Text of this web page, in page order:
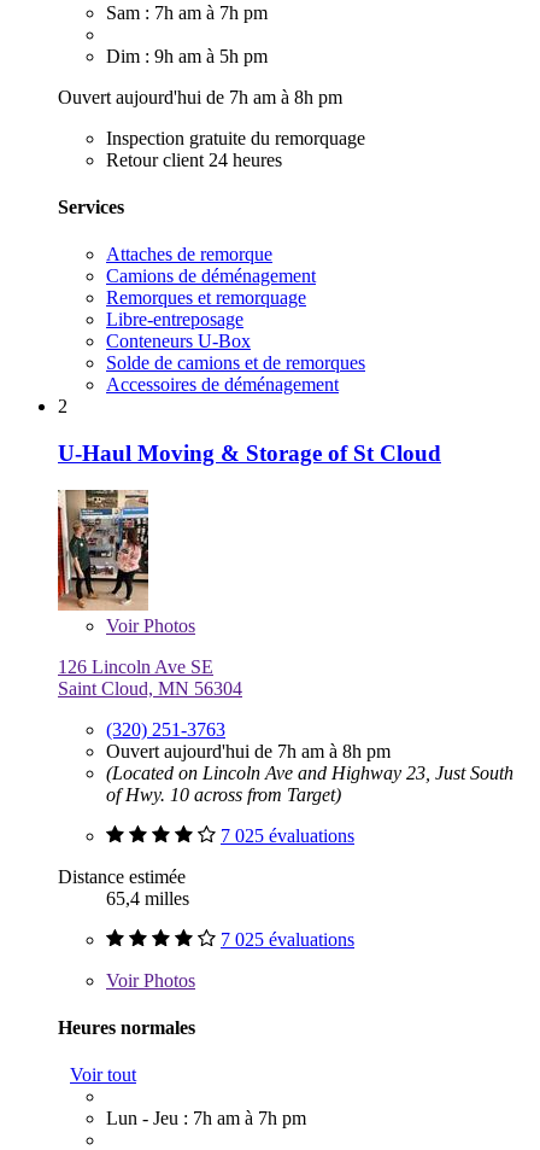
Sam : 7h am à 7h pm
Dim : 9h am à 5h pm
Ouvert aujourd'hui de 7h am à 8h pm
Inspection gratuite du remorquage
Retour client 24 heures
Services
Attaches de remorque
Camions de déménagement
Remorques et remorquage
Libre-entreposage
Conteneurs U-Box
Solde de camions et de remorques
Accessoires de déménagement
2
U-Haul Moving & Storage of St Cloud
VoirPhotos
126 Lincoln Ave SE
Saint Cloud, MN 56304
(320) 251-3763
Ouvert aujourd'hui de 7h am à 8h pm
(Located on Lincoln Ave and Highway 23, Just South
of Hwy. 10 across from Target)
7 025 évaluations
Distance estimée
65,4 milles
7 025 évaluations
VoirPhotos
Heures normales
Voir tout
Lun - Jeu : 7h am à 7h pm